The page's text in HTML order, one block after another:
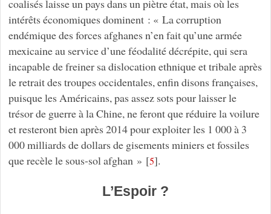
coalisés laisse un pays dans un piètre état, mais où les
intérêts économiques dominent : « La corruption
endémique des forces afghanes n’en fait qu’une armée
mexicaine au service d’une féodalité décrépite, qui sera
incapable de freiner sa dislocation ethnique et tribale après
le retrait des troupes occidentales, enfin disons françaises,
puisque les Américains, pas assez sots pour laisser le
trésor de guerre à la Chine, ne feront que réduire la voilure
et resteront bien après 2014 pour exploiter les 1 000 à 3
000 milliards de dollars de gisements miniers et fossiles
que recèle le sous-sol afghan » [5].
L’Espoir ?